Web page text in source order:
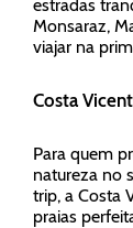
estradas
Monsaraz,
viajar na
Costa
Para quem
natureza no
trip, a Costa
praias